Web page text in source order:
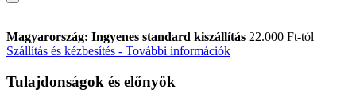
Magyarország: Ingyenes standard kiszállítás 22.000 Ft-tól
Szállítás és kézbesítés - További információk
Tulajdonságok és előnyök